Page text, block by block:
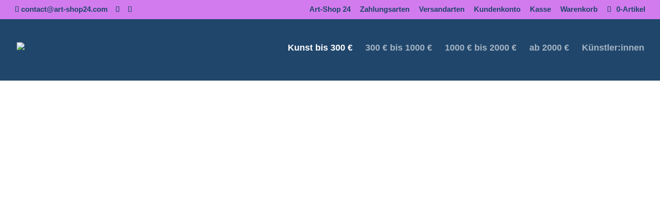
contact@art-shop24.com Art-Shop 24 Zahlungsarten Versandarten Kundenkonto Kasse Warenkorb 0-Artikel
Kunst bis 300 € 300 € bis 1000 € 1000 € bis 2000 € ab 2000 € Künstler:innen